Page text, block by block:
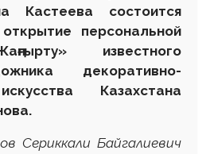
Кастеева состоится
персональной
ту» известного
декоративно-
Казахстана
Байгалиевич